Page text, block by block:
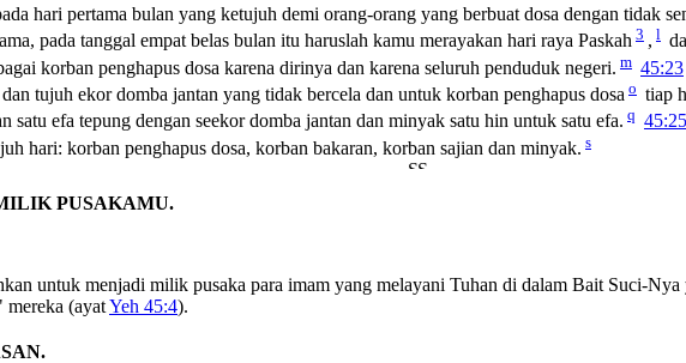
hari pertama bulan yang ketujuh demi orang-orang yang berbuat dosa dengan tidak
pada tanggal empat belas bulan itu haruslah kamu merayakan hari raya Paskah 3 , l
korban penghapus dosa karena dirinya dan karena seluruh penduduk negeri. m 45:23
dan tujuh ekor domba jantan yang tidak bercela dan untuk korban penghapus dosa o tiap
satu efa tepung dengan seekor domba jantan dan minyak satu hin untuk satu efa. q 45:25
hari: korban penghapus dosa, korban bakaran, korban sajian dan minyak. s
PUSAKAMU.
untuk menjadi milik pusaka para imam yang melayani Tuhan di dalam Bait Suci-
mereka (ayatYeh 45:4).